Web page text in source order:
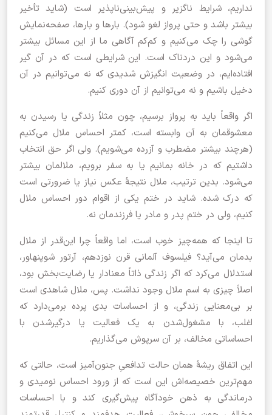
نداریم، شرایط ناگزیر و پیش‌بینی‌ناپذیر است (شاید تأخیر
بیشتر باشد و حتی پرواز لغو شود). بارها و بارها، صفحه‌نمایش
گوشی را چک می‌کنیم و کم‌کم آگاهی ما از این مسائل بیشتر
می‌شود و این دردناک است. این شرایطی است که در آن گیر
افتاده‌ایم، در وضعیت انگیزش شدیدی که نه می‌توانیم در آن
دخیل باشیم و نه می‌توانیم از آن دوری کنیم.
اگر واقعاً باید به پرواز برسیم، چون مثلاً زندگی یا رسیدن به
معشوقمان به آن وابسته است، کمتر احساس ملال می‌کنیم
(هرچند بیشتر مضطرب و آزرده می‌شویم). ولی اگر حق انتخاب
داشتیم که در خانه بمانیم یا به سفر برویم، ملالمان بیشتر
می‌شود. بدین ترتیب، ملال نتیجۀ عکس نیاز یا ضرورتی است
که درک شده. شاید در ختم یکی از اقوام دور احساس ملال
کنیم، ولی در ختم پدر و مادر یا فرزندمان نه.
تا اینجا که همه‌چیز خوب است، اما واقعاً چرا این‌قدر از ملال
بدمان می‌آيد؟ فیلسوف آلمانی قرن نوزدهم، آرتور شوپنهاور،
استدلال می‌کرد که اگر زندگی ذاتاً معنادار یا رضایت‌بخش بود،
اصلاً چیزی به اسم ملال وجود نداشت. پس،‌ ملال شاهدی است
بر بی‌معنایی زندگی، و از احساسات بدی پرده برمی‌دارد که
اغلب، با مشغول‌شدن به یک فعالیت یا درگیرشدن با
احساساتی مخالف، بر آن سرپوش می‌گذاریم.
این اتفاق ریشۀ همان حالت تدافعیِ جنون‌آمیز است، حالتی که
مهم‌ترین خصیصه‌اش این است که از ورود احساس نومیدی و
درماندگی به ذهن خودآگاه پیش‌گیری کند و با احساسات